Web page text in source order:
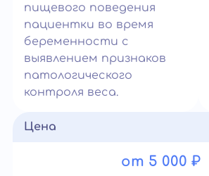
пищевого поведения
пациентки во время
беременности с
выявлением признаков
патологического
контроля веса.
Цена
от 5 000 ₽